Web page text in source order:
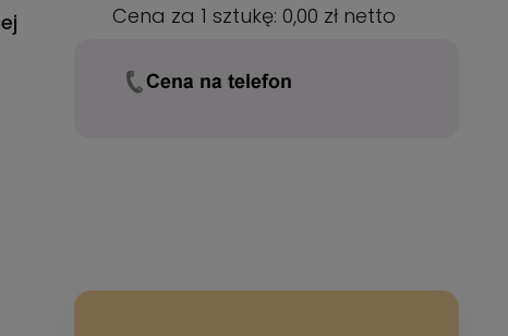
Cena za 1 sztukę:0,00 zł netto